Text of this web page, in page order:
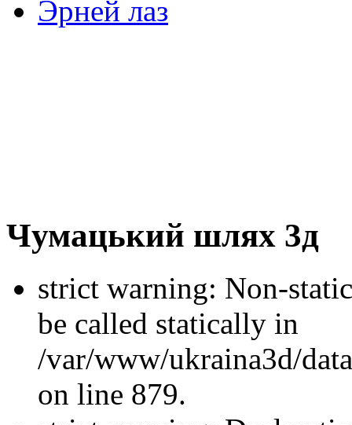
Эрней лаз
Чумацький шлях 3д
strict warning: Non-
be called statically in
/var/www/ukraina3d/
on line 879.